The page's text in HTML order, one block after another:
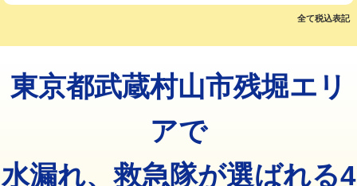
マス交換（土の掘削・埋め戻し作業） 11,000円~
マス交換（深さ50㎝以上） 66,000円
コンクリート斫り（厚さ10㎝超え）
モルタル補修（厚さ10㎝まで） 27,500円
トーラー機使用/3mまで 33,000円
追加トーラー機使用/3m超え +3,300円
止水・漏水調査・防水処理・清掃・修
11,000円
全て税込表記
東京都武蔵村山市残堀エリ
アで
水漏れ、救急隊が選ばれる4